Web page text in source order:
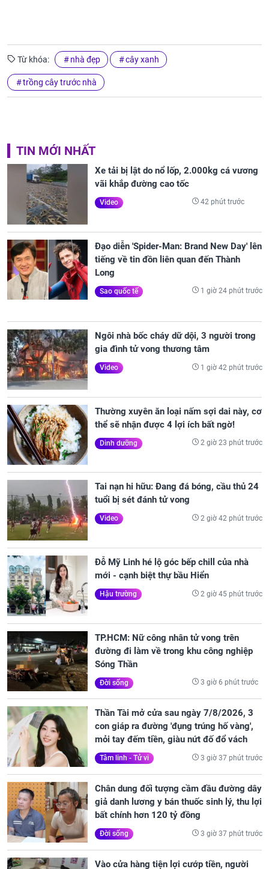
Từ khóa: nhà đẹp cây xanh
trồng cây trước nhà
TIN MỚI NHẤT
Xe tải bị lật do nổ lốp, 2.000kg cá vương
vãi khắp đường cao tốc
Video 42 phút trước
Đạo diễn 'Spider-Man: Brand New Day' lên
tiếng về tin đồn liên quan đến Thành
Long
Sao quốc tế 1 giờ 24 phút trước
Ngôi nhà bốc cháy dữ dội, 3 người trong
gia đình tử vong thương tâm
Video 1 giờ 42 phút trước
Thường xuyên ăn loại nấm sợi dai này, cơ
thể sẽ nhận được 4 lợi ích bất ngờ!
Dinh dưỡng 2 giờ 23 phút trước
Tai nạn hi hữu: Đang đá bóng, cầu thủ 24
tuổi bị sét đánh tử vong
Video 2 giờ 42 phút trước
Đỗ Mỹ Linh hé lộ góc bếp chill của nhà
mới - cạnh biệt thự bầu Hiển
Hậu trường 2 giờ 45 phút trước
TP.HCM: Nữ công nhân tử vong trên
đường đi làm về trong khu công nghiệp
Sóng Thần
Đời sống 3 giờ 6 phút trước
Thần Tài mở cửa sau ngày 7/8/2026, 3
con giáp ra đường 'đụng trúng hố vàng',
mỏi tay đếm tiền, giàu nứt đố đổ vách
Tâm linh - Tử vi 3 giờ 37 phút trước
Chân dung đối tượng cầm đầu đường dây
giả danh lương y bán thuốc sinh lý, thu lợi
bất chính hơn 120 tỷ đồng
Đời sống 3 giờ 37 phút trước
Vào cửa hàng tiện lợi cướp tiền, người